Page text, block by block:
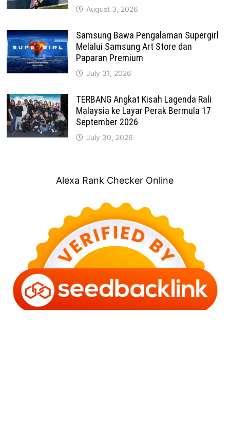
August 3, 2026
Samsung Bawa Pengalaman Supergirl
Melalui Samsung Art Store dan
Paparan Premium
July 31, 2026
TERBANG Angkat Kisah Lagenda Rali
Malaysia ke Layar Perak Bermula 17
September 2026
July 30, 2026
Alexa Rank Checker Online